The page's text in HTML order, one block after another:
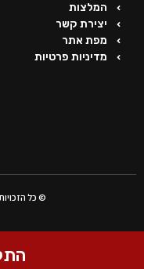
המלצות
יצירת קשר
מפת אתר
מדיניות פרטיות
© כל הזכויות